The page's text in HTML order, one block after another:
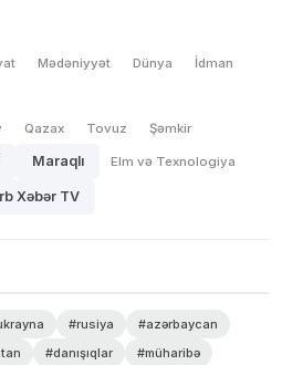
Mədəniyyət Dünya İdman
Qazax Tovuz Şəmkir
Maraqlı Elm və Texnologiya
Xəbər TV
#rusiya
#azərbaycan
#danışıqlar
#müharibə